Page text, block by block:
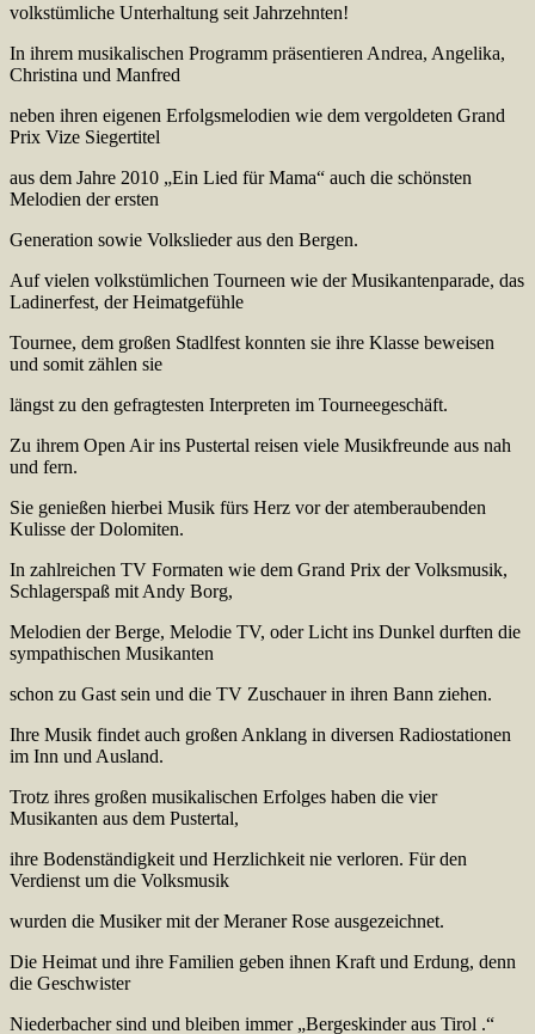
volkstümliche Unterhaltung seit Jahrzehnten!
In ihrem musikalischen Programm präsentieren Andrea, Angelika,
Christina und Manfred
neben ihren eigenen Erfolgsmelodien wie dem vergoldeten Grand
Prix Vize Siegertitel
aus dem Jahre 2010 „Ein Lied für Mama“ auch die schönsten
Melodien der ersten
Generation sowie Volkslieder aus den Bergen.
Auf vielen volkstümlichen Tourneen wie der Musikantenparade, das
Ladinerfest, der Heimatgefühle
Tournee, dem großen Stadlfest konnten sie ihre Klasse beweisen
und somit zählen sie
längst zu den gefragtesten Interpreten im Tourneegeschäft.
Zu ihrem Open Air ins Pustertal reisen viele Musikfreunde aus nah
und fern.
Sie genießen hierbei Musik fürs Herz vor der atemberaubenden
Kulisse der Dolomiten.
In zahlreichen TV Formaten wie dem Grand Prix der Volksmusik,
Schlagerspaß mit Andy Borg,
Melodien der Berge, Melodie TV, oder Licht ins Dunkel durften die
sympathischen Musikanten
schon zu Gast sein und die TV Zuschauer in ihren Bann ziehen.
Ihre Musik findet auch großen Anklang in diversen Radiostationen
im Inn und Ausland.
Trotz ihres großen musikalischen Erfolges haben die vier
Musikanten aus dem Pustertal,
ihre Bodenständigkeit und Herzlichkeit nie verloren. Für den
Verdienst um die Volksmusik
wurden die Musiker mit der Meraner Rose ausgezeichnet.
Die Heimat und ihre Familien geben ihnen Kraft und Erdung, denn
die Geschwister
Niederbacher sind und bleiben immer „Bergeskinder aus Tirol .“